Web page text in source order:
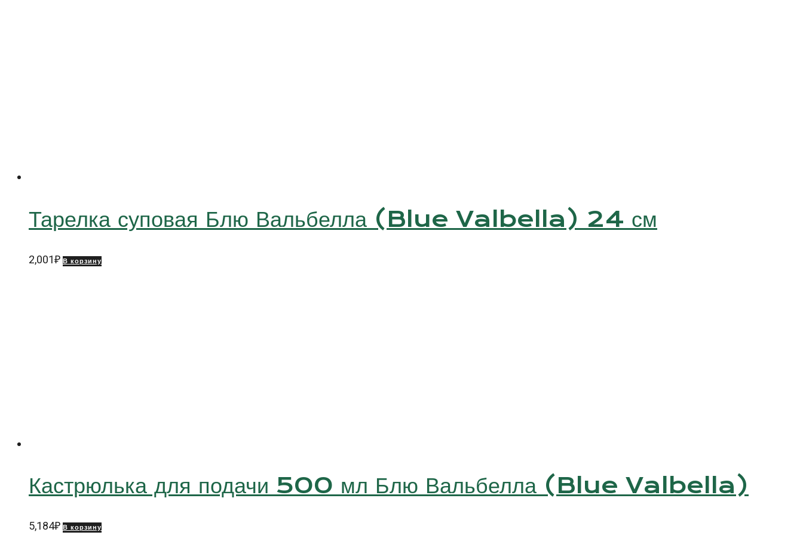
Тарелка суповая Блю Вальбелла (Blue Valbella) 24 см
2,001₽ В корзину
Кастрюлька для подачи 500 мл Блю Вальбелла (Blue Valbella)
5,184₽ В корзину